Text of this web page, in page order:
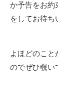
か予告をお
をしてお待ち
よほどのこと
のでぜひ覗い